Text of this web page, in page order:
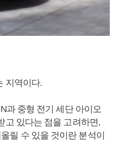
지역이다.
과 중형 전기 세단 아이오
고 있다는 점을 고려하면,
릴 수 있을 것이란 분석이